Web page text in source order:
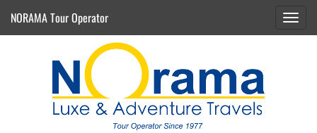
NORAMA Tour Operator